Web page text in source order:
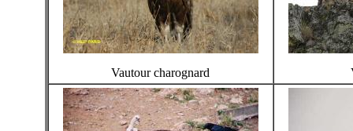
Vautour charognard